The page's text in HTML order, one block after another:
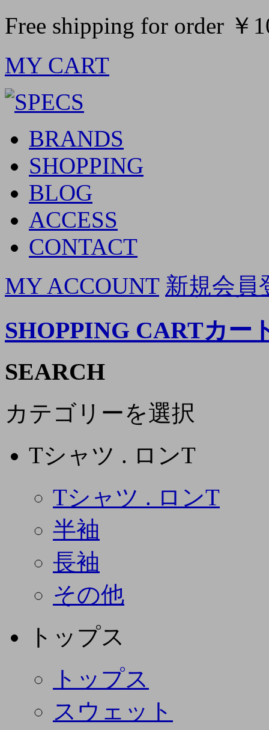
Free shipping for order ￥
MY CART
BRANDS
SHOPPING
BLOG
ACCESS
CONTACT
MY ACCOUNT 新規会員
SHOPPING CARTカー
SEARCH
カテゴリーを選択
Tシャツ . ロンT
Tシャツ . ロンT
半袖
長袖
その他
トップス
トップス
スウェット